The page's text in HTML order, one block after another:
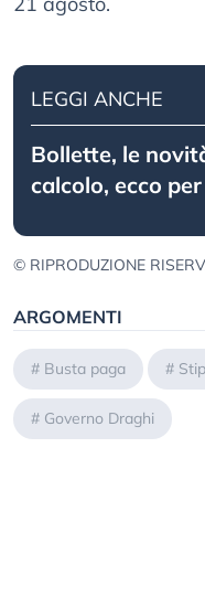
LEGGI ANCHE
Bollette, le
calcolo, ecco
© RIPRODUZIONE
ARGOMENTI
# Busta paga #
# Governo Draghi